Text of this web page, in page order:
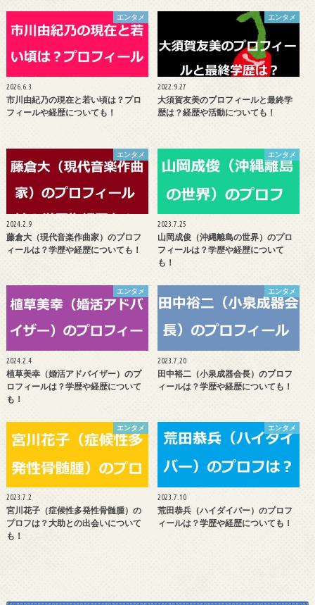
エンタメ
2026.6.3
市川由紀乃の現在と若い頃は？プロ
フィールや経歴についても！
エンタメ
2022.9.27
大須賀友美のプロフィールと最終学
歴は？経歴や活動についても！
エンタメ
2024.2.9
藤倉大（現代音楽作曲家）のプロフ
ィールは？学歴や経歴についても！
エンタメ
2023.7.25
山岡成俊（沖縄離島の世界）のプロ
フィールは？学歴や経歴について
も！
エンタメ
2024.2.4
植草美幸（婚活アドバイザー）のプ
ロフィールは？学歴や経歴について
も！
エンタメ
2023.7.20
田中裕二（小泉成器会長）のプロフ
ィールは？学歴や経歴についても！
エンタメ
2023.7.2
宮川花子（症候性多発性骨髄腫）の
プロフは？大助との出会いについて
も！
エンタメ
2023.7.10
荒田恭兵（ハイダイバー）のプロフ
ィールは？学歴や経歴についても！